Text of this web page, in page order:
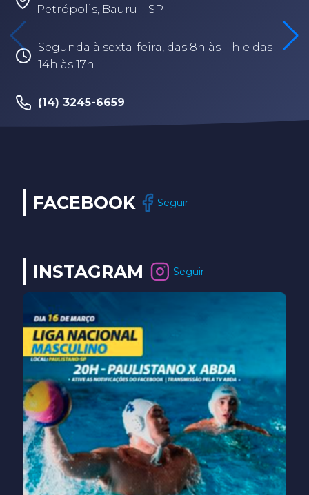
Petrópolis, Bauru – SP
Segunda à sexta-feira, das 8h às 11h e das
14h às 17h
(14) 3245-6659
FACEBOOK Seguir
INSTAGRAM Seguir